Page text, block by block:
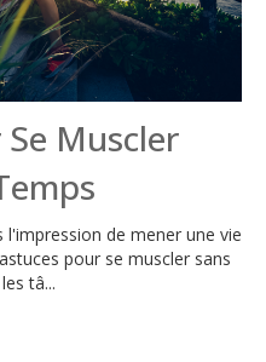
Muscler
de mener une vie
pour se muscler sans
tâ...